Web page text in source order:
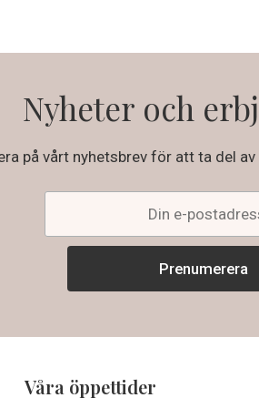
Nyheter och
på vårt nyhetsbrev för att ta del
Våra öppettider